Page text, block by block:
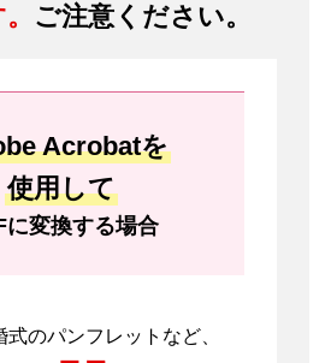
ご注意ください。
Acrobatを
使用して
に変換する場合
のパンフレットなど、